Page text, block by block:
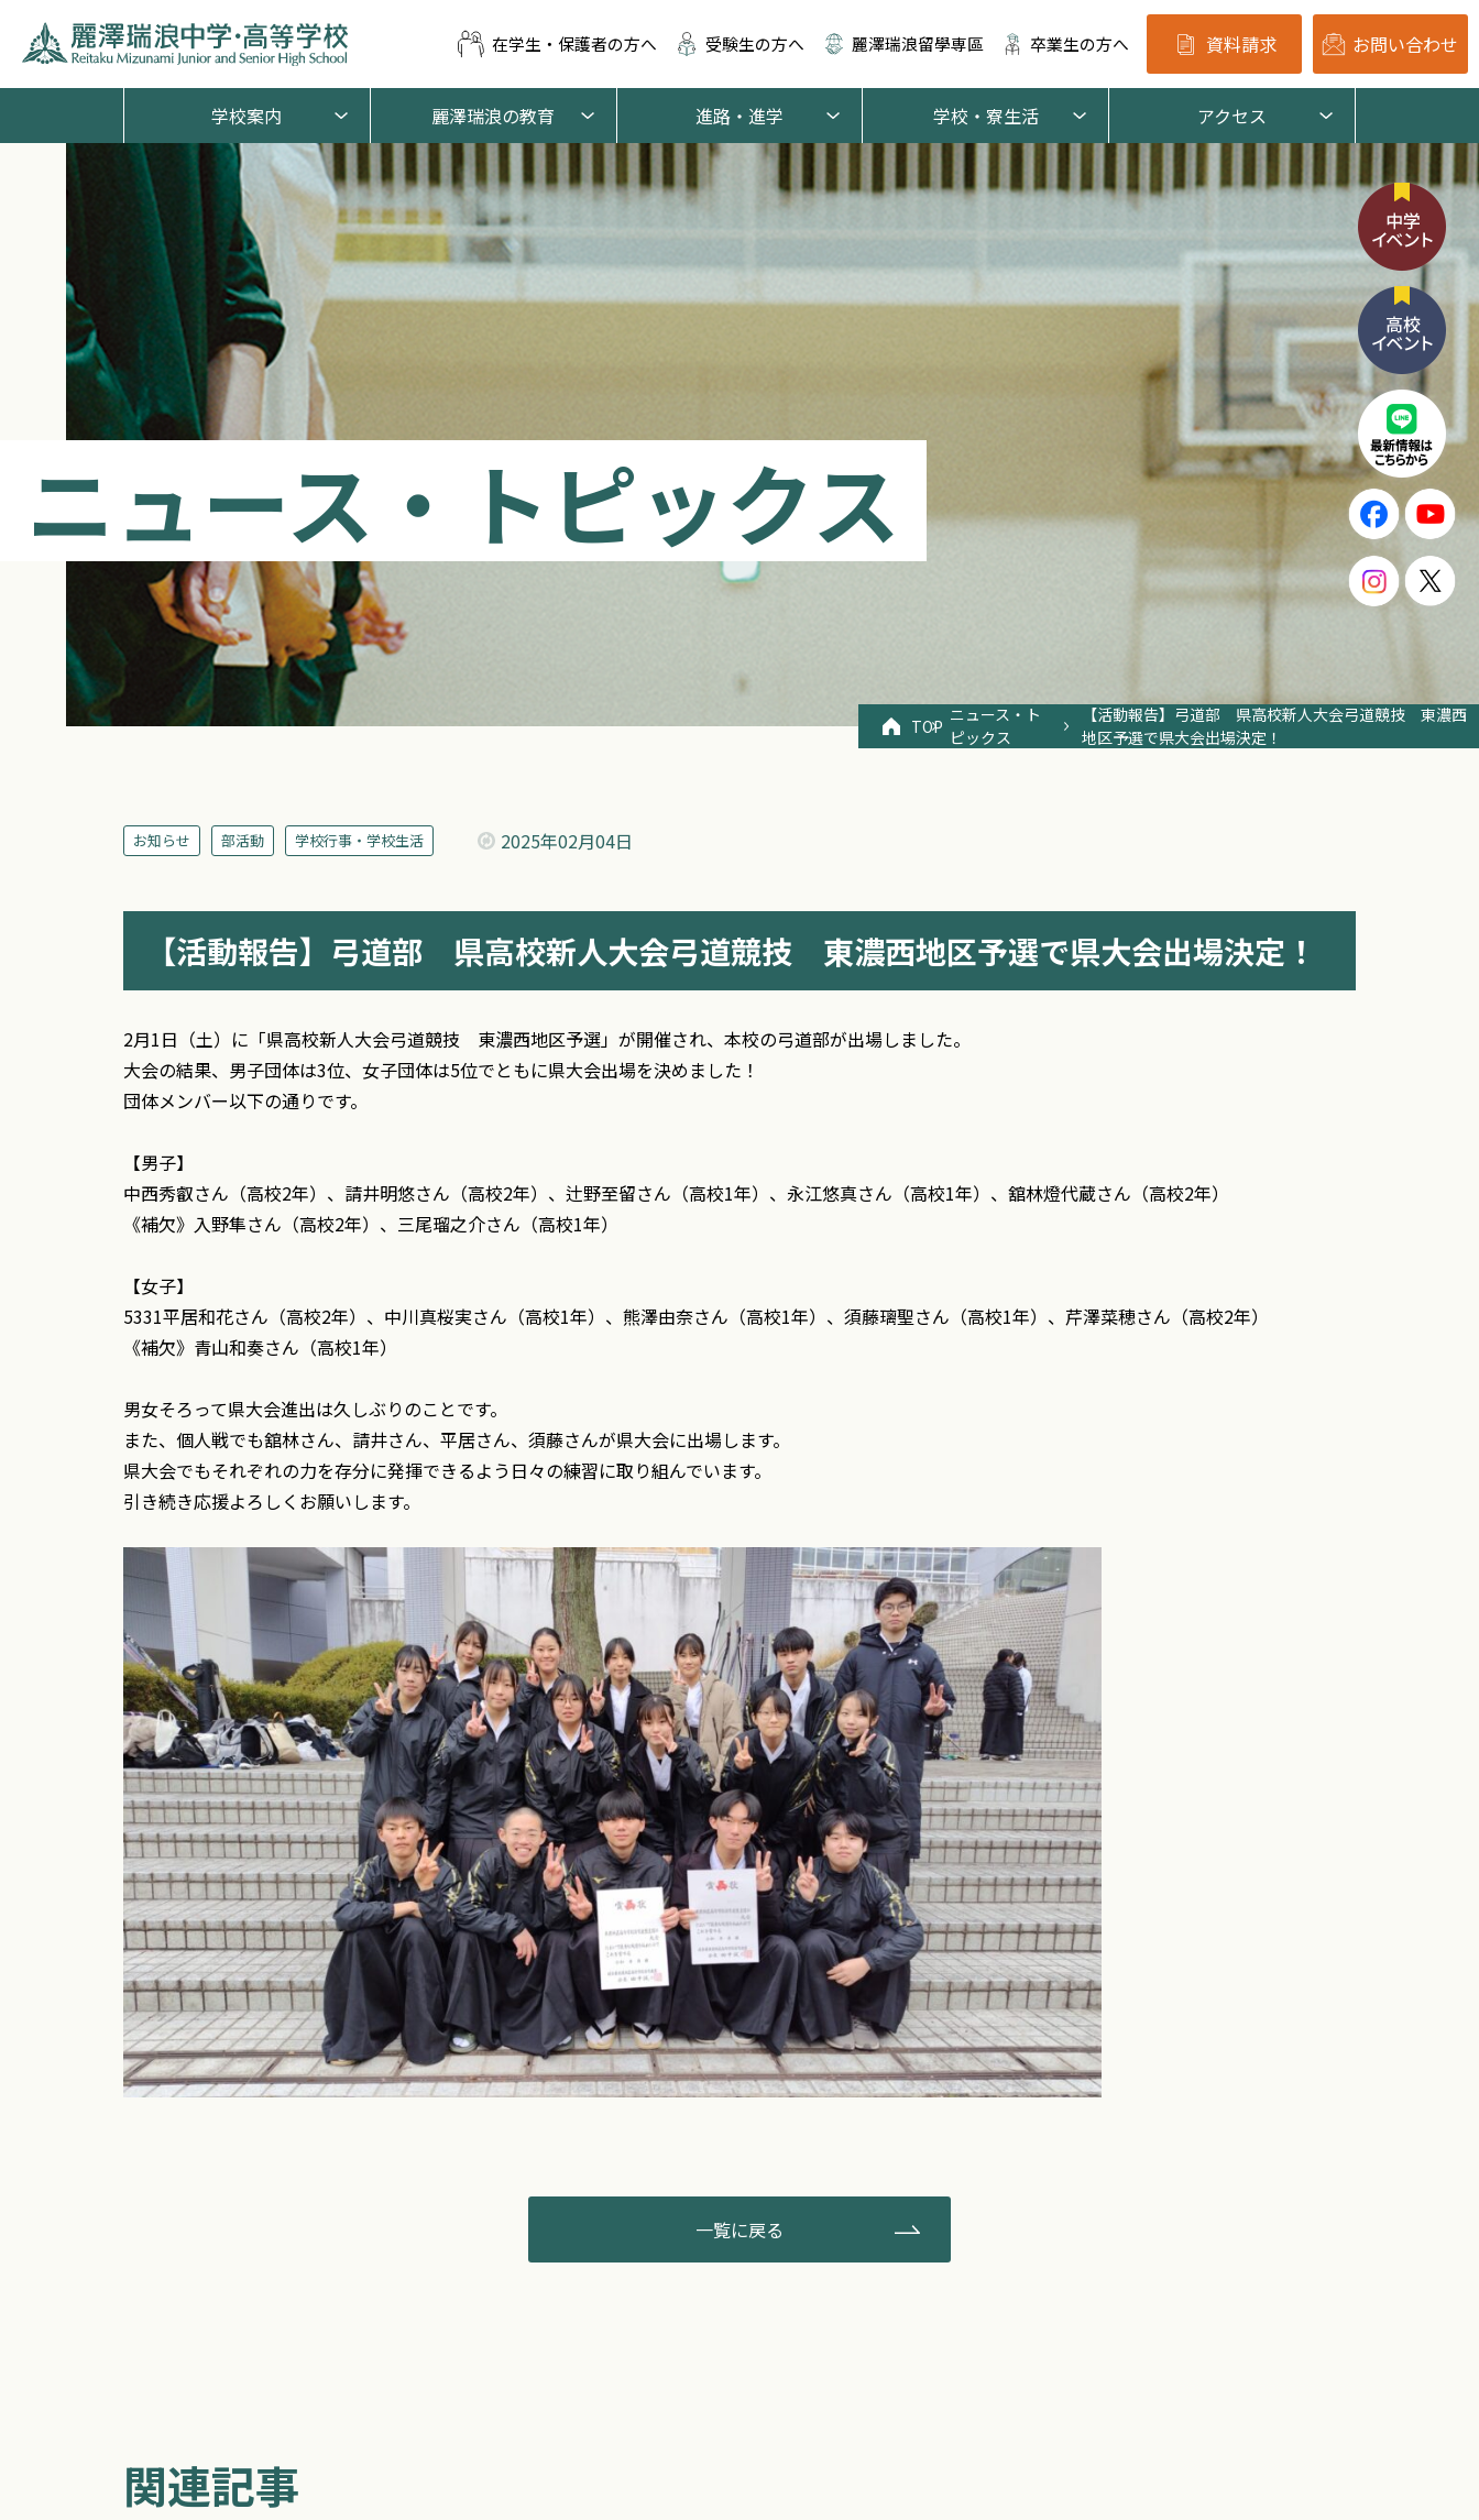
在学生・保護者の方へ 受験生の方へ 麗澤瑞浪留學専區 卒業生の方へ 資料請求 お問い合わせ
学校案内 麗澤瑞浪の教育 進路・進学 学校・寮生活 アクセス
ニュース・トピックス
TOP
ニュース・ト
ピックス
【活動報告】弓道部 県高校新人大会弓道競技 東濃西
地区予選で県大会出場決定！
お知らせ 部活動 学校行事・学校生活 2025年02月04日
【活動報告】弓道部 県高校新人大会弓道競技 東濃西地区予選で県大会出場決定！
2月1日（土）に「県高校新人大会弓道競技 東濃西地区予選」が開催され、本校の弓道部が出場しました。
大会の結果、男子団体は3位、女子団体は5位でともに県大会出場を決めました！
団体メンバー以下の通りです。
【男子】
中西秀叡さん（高校2年）、請井明悠さん（高校2年）、辻野至留さん（高校1年）、永江悠真さん（高校1年）、舘林燈代蔵さん（高校2年）
《補欠》入野隼さん（高校2年）、三尾瑠之介さん（高校1年）
【女子】
5331平居和花さん（高校2年）、中川真桜実さん（高校1年）、熊澤由奈さん（高校1年）、須藤璃聖さん（高校1年）、芹澤菜穂さん（高校2年）
《補欠》青山和奏さん（高校1年）
男女そろって県大会進出は久しぶりのことです。
また、個人戦でも舘林さん、請井さん、平居さん、須藤さんが県大会に出場します。
県大会でもそれぞれの力を存分に発揮できるよう日々の練習に取り組んでいます。
引き続き応援よろしくお願いします。
一覧に戻る
関連記事